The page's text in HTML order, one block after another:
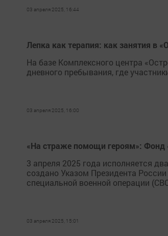
03 апреля 2025, 16:44
Лепка как терапия: как занятия в
На базе Комплексного центра
дневного пребывания, где
03 апреля 2025, 16:00
«На страже помощи героям»: Фонд
3 апреля 2025 года исполняется
создано Указом Президента
специальной военной операции
03 апреля 2025, 15:01